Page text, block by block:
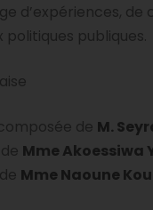
de
publiques.
de M.
Mme Akoessiwa
Mme Naoune